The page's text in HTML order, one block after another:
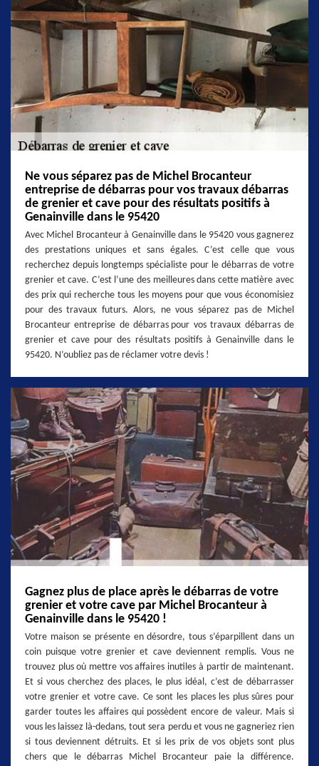
Ne vous séparez pas de Michel Brocanteur
entreprise de débarras pour vos travaux débarras
de grenier et cave pour des résultats positifs à
Genainville dans le 95420
Avec Michel Brocanteur à Genainville dans le 95420 vous gagnerez
des prestations uniques et sans égales. C’est celle que vous
recherchez depuis longtemps spécialiste pour le débarras de votre
grenier et cave. C’est l’une des meilleures dans cette matière avec
des prix qui recherche tous les moyens pour que vous économisiez
pour des travaux futurs. Alors, ne vous séparez pas de Michel
Brocanteur entreprise de débarras pour vos travaux débarras de
grenier et cave pour des résultats positifs à Genainville dans le
95420. N’oubliez pas de réclamer votre devis !
Gagnez plus de place après le débarras de votre
grenier et votre cave par Michel Brocanteur à
Genainville dans le 95420 !
Votre maison se présente en désordre, tous s’éparpillent dans un
coin puisque votre grenier et cave deviennent remplis. Vous ne
trouvez plus où mettre vos affaires inutiles à partir de maintenant.
Et si vous cherchez des places, le plus idéal, c’est de débarrasser
votre grenier et votre cave. Ce sont les places les plus sûres pour
garder toutes les affaires qui possèdent encore de valeur. Mais si
vous les laissez là-dedans, tout sera perdu et vous ne gagneriez rien
si tous deviennent détruits. Et si les prix de vos objets sont plus
chers que le débarras Michel Brocanteur paie la différence.